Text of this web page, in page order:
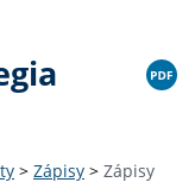
> Zápisy > Zápisy